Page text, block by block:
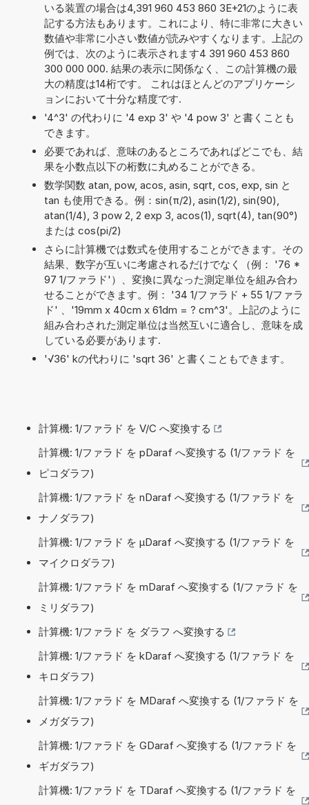
いる装置の場合は4,391 960 453 860 3E+21のように表
記する方法もあります。これにより、特に非常に大きい
数値や非常に小さい数値が読みやすくなります。上記の
例では、次のように表示されます4 391 960 453 860
300 000 000. 結果の表示に関係なく、この計算機の最
大の精度は14桁です。 これはほとんどのアプリケーシ
ョンにおいて十分な精度です.
'4^3' の代わりに '4 exp 3' や '4 pow 3' と書くことも
できます。
必要であれば、意味のあるところであればどこでも、結
果を小数点以下の桁数に丸めることができる。
数学関数 atan, pow, acos, asin, sqrt, cos, exp, sin と
tan も使用できる。例：sin(π/2), asin(1/2), sin(90),
atan(1/4), 3 pow 2, 2 exp 3, acos(1), sqrt(4), tan(90°)
または cos(pi/2)
さらに計算機では数式を使用することができます。その
結果、数字が互いに考慮されるだけでなく（例： '76 *
97 1/ファラド'）、変換に異なった測定単位を組み合わ
せることができます。例： '34 1/ファラド + 55 1/ファラ
ド' 、'19mm x 40cm x 61dm = ? cm^3'。上記のように
組み合わされた測定単位は当然互いに適合し、意味を成
している必要があります.
'√36' kの代わりに 'sqrt 36' と書くこともできます。
計算機: 1/ファラド を V/C へ変換する
計算機: 1/ファラド を pDaraf へ変換する (1/ファラド を
ピコダラフ)
計算機: 1/ファラド を nDaraf へ変換する (1/ファラド を
ナノダラフ)
計算機: 1/ファラド を µDaraf へ変換する (1/ファラド を
マイクロダラフ)
計算機: 1/ファラド を mDaraf へ変換する (1/ファラド を
ミリダラフ)
計算機: 1/ファラド を ダラフ へ変換する
計算機: 1/ファラド を kDaraf へ変換する (1/ファラド を
キロダラフ)
計算機: 1/ファラド を MDaraf へ変換する (1/ファラド を
メガダラフ)
計算機: 1/ファラド を GDaraf へ変換する (1/ファラド を
ギガダラフ)
計算機: 1/ファラド を TDaraf へ変換する (1/ファラド を